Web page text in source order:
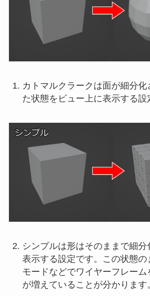
カトマルクラークは面が細分化
た状態をビュー上に表示する設
シンプルは形はそのままで細分
表示する設定です。この状態
モードなどでワイヤーフレーム
が増えていることが分かります